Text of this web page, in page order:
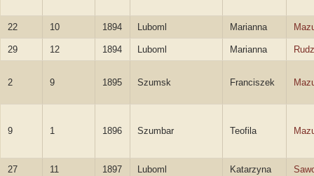
22 10 1894 Luboml Marianna
29 12 1894 Luboml Marianna
2 9 1895 Szumsk Franciszek
9 1 1896 Szumbar Teofila
27 11 1897 Luboml Katarzyna